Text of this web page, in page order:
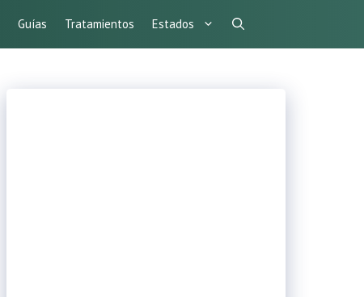
Guías Tratamientos Estados